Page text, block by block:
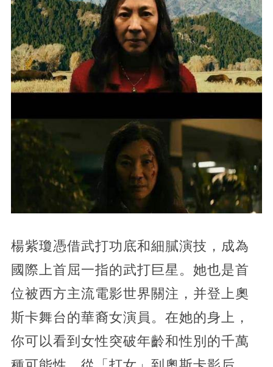
楊紫瓊憑借武打功底和細膩演技，成為
國際上首屈一指的武打巨星。她也是首
位被西方主流電影世界關注，并登上奧
斯卡舞台的華裔女演員。在她的身上，
你可以看到女性突破年齡和性別的千萬